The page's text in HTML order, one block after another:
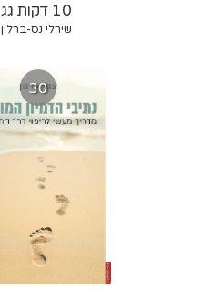
10 דקות גג
שירלי נס-ברלין
30